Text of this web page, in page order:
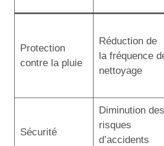
Protection
contre la pluie
Réduction de
la fréquence
nettoyage
Sécurité
Diminution des
risques
d’accidents